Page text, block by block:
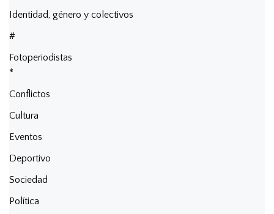
Identidad, género y colectivos
#
Fotoperiodistas
*
Conflictos
Cultura
Eventos
Deportivo
Sociedad
Política